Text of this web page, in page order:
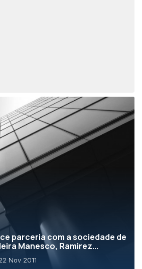
parceria com a sociedade de
Manesco, Ramirez...
Nov 2011